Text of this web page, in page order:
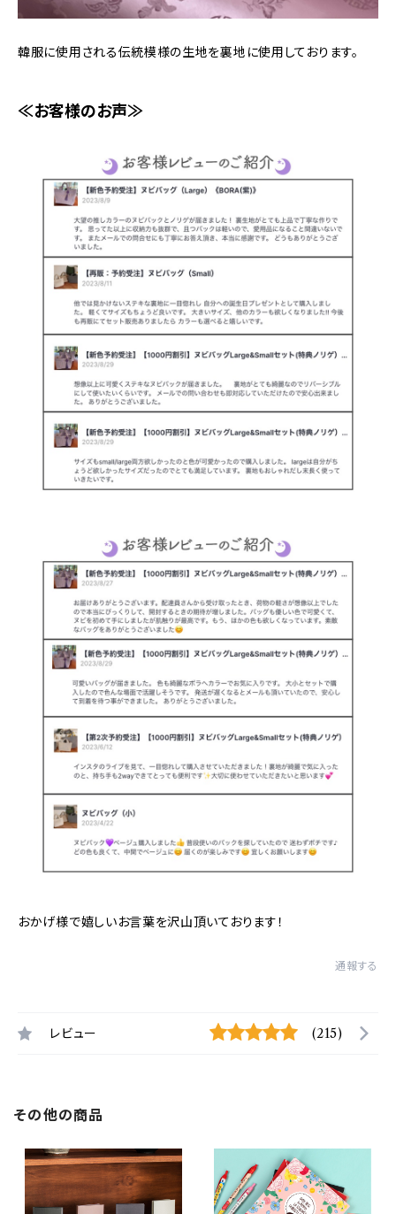
韓服に使用される伝統模様の生地を裏地に使用しております。
≪お客様のお声≫
おかげ様で嬉しいお言葉を沢山頂いております！
通報する
レビュー (215)
その他の商品